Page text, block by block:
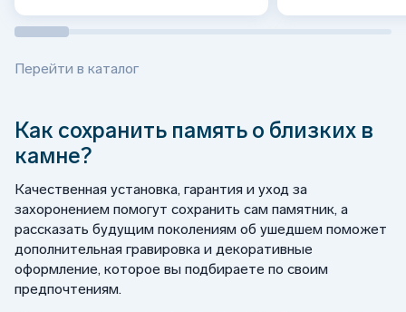
Перейти в каталог
Как сохранить память о близких в
камне?
Качественная установка, гарантия и уход за
захоронением помогут сохранить сам памятник, а
рассказать будущим поколениям об ушедшем поможет
дополнительная гравировка и декоративные
оформление, которое вы подбираете по своим
предпочтениям.